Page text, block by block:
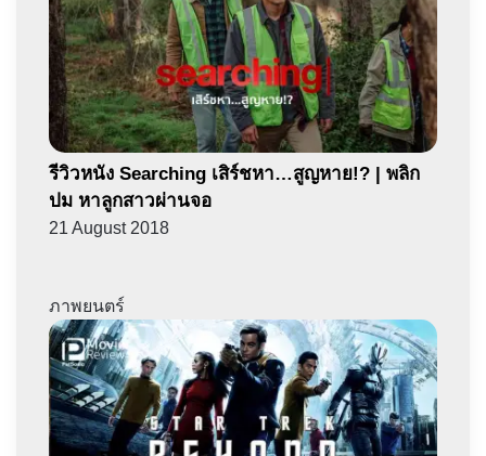
รีวิวหนัง Searching เสิร์ชหา…สูญหาย!? | พลิก
ปม หาลูกสาวผ่านจอ
21 August 2018
ภาพยนตร์